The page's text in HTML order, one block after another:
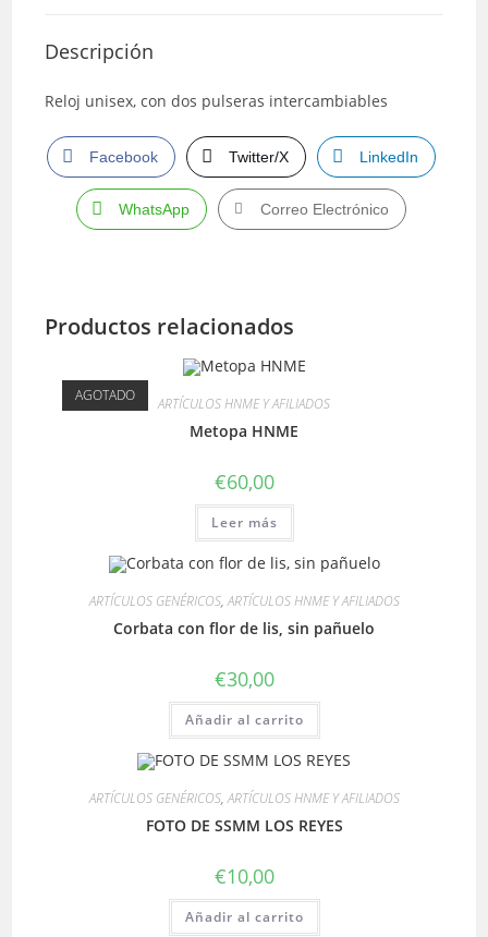
Descripción
Reloj unisex, con dos pulseras intercambiables
Facebook Twitter/X LinkedIn
WhatsApp Correo Electrónico
Productos relacionados
AGOTADO ARTÍCULOS HNME Y AFILIADOS
Metopa HNME
€60,00
Leer más
ARTÍCULOS GENÉRICOS,ARTÍCULOS HNME Y AFILIADOS
Corbata con flor de lis, sin pañuelo
€30,00
Añadir al carrito
ARTÍCULOS GENÉRICOS,ARTÍCULOS HNME Y AFILIADOS
FOTO DE SSMM LOS REYES
€10,00
Añadir al carrito